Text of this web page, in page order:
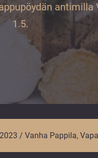
antimilla
1.5.
2023 / Vanha Pappila,